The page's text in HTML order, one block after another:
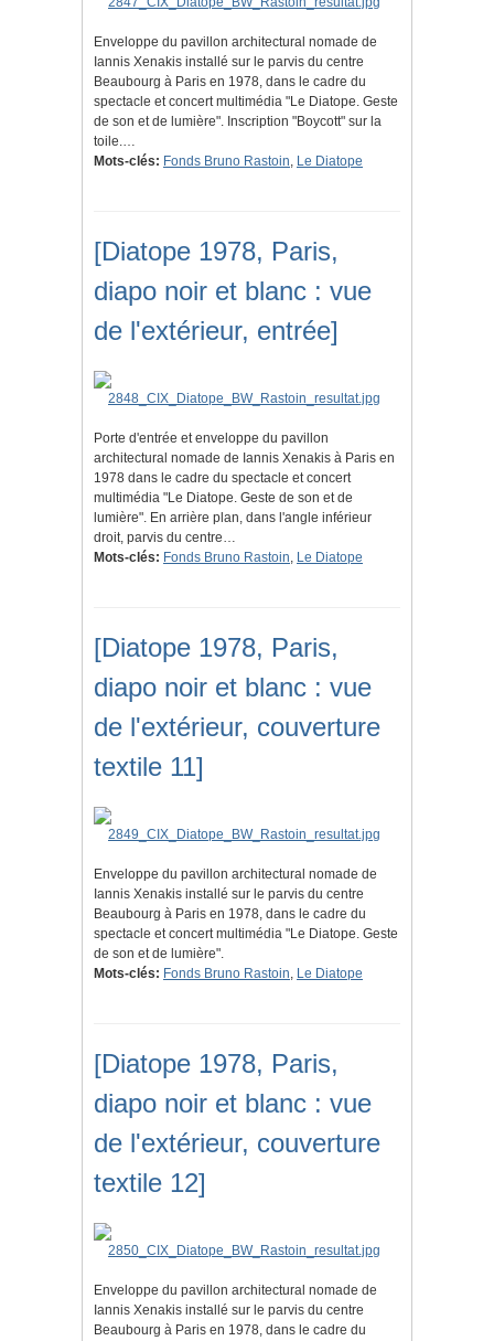
Enveloppe du pavillon architectural nomade de
Iannis Xenakis installé sur le parvis du centre
Beaubourg à Paris en 1978, dans le cadre du
spectacle et concert multimédia "Le Diatope. Geste
de son et de lumière". Inscription "Boycott" sur la
toile.…
Mots-clés: Fonds Bruno Rastoin, Le Diatope
[Diatope 1978, Paris,
diapo noir et blanc : vue
de l'extérieur, entrée]
Porte d'entrée et enveloppe du pavillon
architectural nomade de Iannis Xenakis à Paris en
1978 dans le cadre du spectacle et concert
multimédia "Le Diatope. Geste de son et de
lumière". En arrière plan, dans l'angle inférieur
droit, parvis du centre…
Mots-clés: Fonds Bruno Rastoin, Le Diatope
[Diatope 1978, Paris,
diapo noir et blanc : vue
de l'extérieur, couverture
textile 11]
Enveloppe du pavillon architectural nomade de
Iannis Xenakis installé sur le parvis du centre
Beaubourg à Paris en 1978, dans le cadre du
spectacle et concert multimédia "Le Diatope. Geste
de son et de lumière".
Mots-clés: Fonds Bruno Rastoin, Le Diatope
[Diatope 1978, Paris,
diapo noir et blanc : vue
de l'extérieur, couverture
textile 12]
Enveloppe du pavillon architectural nomade de
Iannis Xenakis installé sur le parvis du centre
Beaubourg à Paris en 1978, dans le cadre du